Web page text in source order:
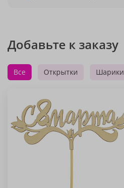
Добавьте к заказу
Все Открытки Шарики